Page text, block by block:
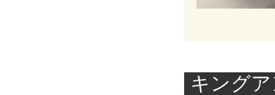
キング